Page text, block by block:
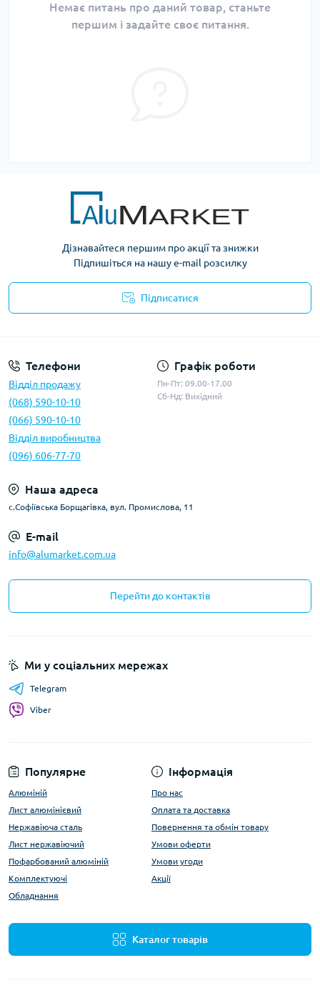
Немає питань про даний товар, станьте
першим і задайте своє питання.
Дізнавайтеся першим про акції та знижки
Підпишіться на нашу e-mail розсилку
Підписатися
Телефони
Відділ продажу
(068) 590-10-10
(066) 590-10-10
Відділ виробництва
(096) 606-77-70
Графік роботи
Пн-Пт: 09.00-17.00
Сб-Нд: Вихідний
Наша адреса
с.Софіївська Борщагівка, вул. Промислова, 11
E-mail
info@alumarket.com.ua
Перейти до контактів
Популярне
Алюміній
Лист алюмінієвий
Нержавіюча сталь
Лист нержавіючий
Пофарбований алюміній
Комплектуючі
Обладнання
Інформація
Про нас
Оплата та доставка
Повернення та обмін товару
Умови оферти
Умови угоди
Акції
Каталог товарів
Ми у соціальних мережах
Telegram
Viber